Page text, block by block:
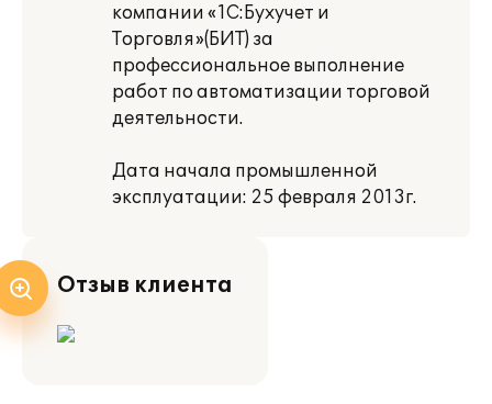
компании «1С:Бухучет и
Торговля»(БИТ) за
профессиональное выполнение
работ по автоматизации торговой
деятельности.
Дата начала промышленной
эксплуатации: 25 февраля 2013г.
Отзыв клиента